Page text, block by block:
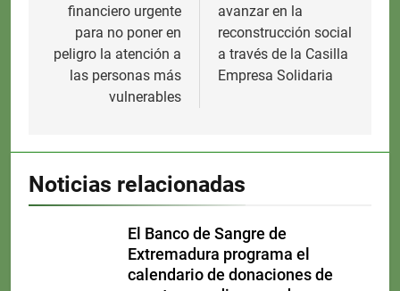
financiero urgente
para no poner en
peligro la atención a
las personas más
vulnerables
avanzar en la
reconstrucción social
a través de la Casilla
Empresa Solidaria
Noticias relacionadas
El Banco de Sangre de
Extremadura programa el
calendario de donaciones de